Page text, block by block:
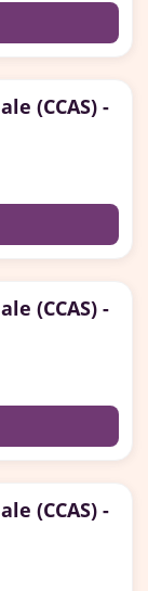
(CCAS) -
(CCAS) -
(CCAS) -